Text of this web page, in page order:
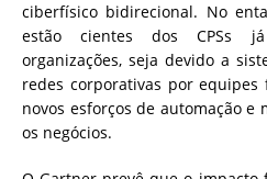
ciberfísico bidirecional. No
estão cientes dos CPSs
organizações, seja devido a
redes corporativas por
novos esforços de automação e
os negócios.